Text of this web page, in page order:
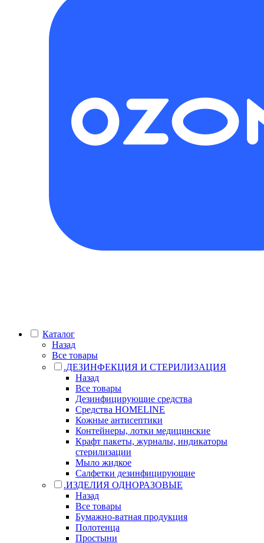
Каталог
Назад
Все товары
.ДЕЗИНФЕКЦИЯ И СТЕРИЛИЗАЦИЯ
Назад
Все товары
Дезинфицирующие средства
Средства HOMELINE
Кожные антисептики
Контейнеры, лотки медицинские
Крафт пакеты, журналы, индикаторы
стерилизации
Мыло жидкое
Салфетки дезинфицирующие
.ИЗДЕЛИЯ ОДНОРАЗОВЫЕ
Назад
Все товары
Бумажно-ватная продукция
Полотенца
Простыни